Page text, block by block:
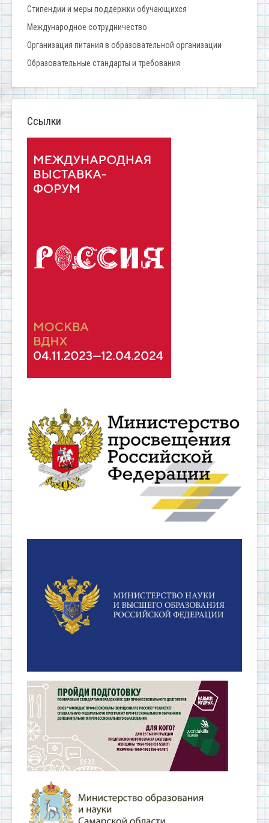
Стипендии и меры поддержки обучающихся
Международное сотрудничество
Организация питания в образовательной организации
Образовательные стандарты и требования
Ссылки